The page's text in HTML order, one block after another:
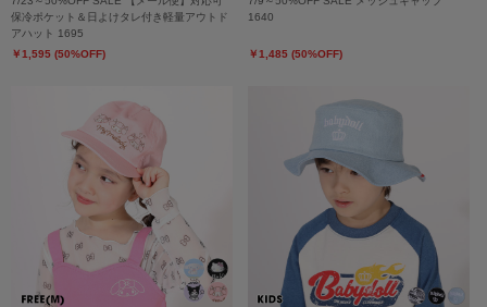
保冷ポケット＆日よけタレ付き軽量アウトド
アハット 1695
￥1,595 (50%OFF)
1640
￥1,485 (50%OFF)